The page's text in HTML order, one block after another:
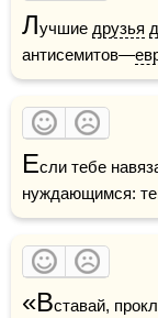
Лучшие друзья
антисемитов—
Если тебе
нуждающимся:
«Вставай,